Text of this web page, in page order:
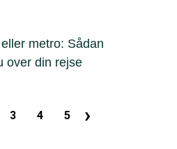
metro: Sådan
over din rejse
Sideinddeling
3 4
Side
5 ›